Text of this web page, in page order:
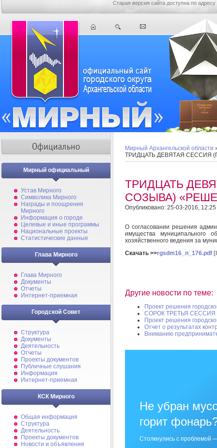
Старая версия сайта доступна по адресу
Мирный официальный
Устав Мирного
Символика Мирного
Награды и поощрения
Мирного
Информация о городе
Целевые и иные программы
Национальные проекты
Статистические данные
Глава Мирного
Глава Мирного
Документы
Отчеты
Интернет-приемная
Городской Совет
Структура
Документы
Деятельность
Отчеты
Проекты документов
Публичные слушания
Информация
Интернет-приемная
КСК Мирного
Общая информация
Структура
Деятельность
Проекты документов
Новости и объявления
Мирный Архангельской области
ТРИДЦАТЬ ДЕВЯТАЯ СЕССИЯ
ТРИДЦАТЬ
СОЗЫВА)
Опубликовано: 25-03-2016, 12:25
О согласовании решения
имущества муниципального
хозяйственного ведения за
Скачать >>rgsdm16_n_176.pdf
Другие новости по теме:
Проект решения
СОРОК ТРЕТЬЯ
Проект решения
Отчет о результатах
Вниманию
Не убран
горит
Столкнулись с проблемой